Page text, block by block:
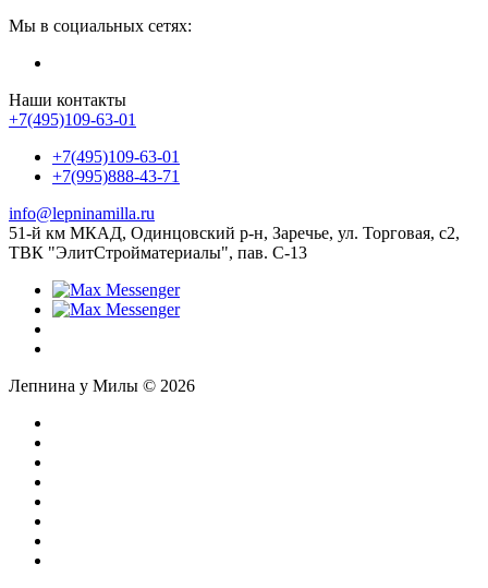
Мы в социальных сетях:
Наши контакты
+7(495)109-63-01
+7(495)109-63-01
+7(995)888-43-71
info@lepninamilla.ru
51-й км МКАД, Одинцовский р-н, Заречье, ул. Торговая, с2,
ТВК "ЭлитСтройматериалы", пав. С-13
Лепнина у Милы © 2026